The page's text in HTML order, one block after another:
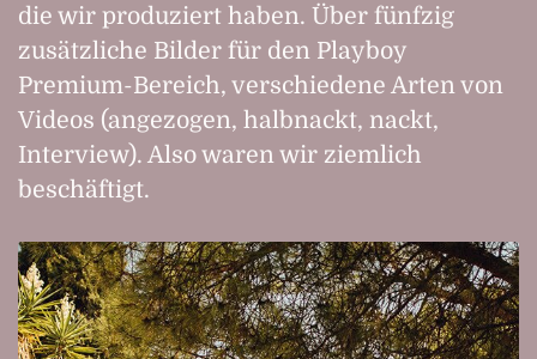
die wir produziert haben. Über fünfzig
zusätzliche Bilder für den Playboy
Premium-Bereich, verschiedene Arten von
Videos (angezogen, halbnackt, nackt,
Interview). Also waren wir ziemlich
beschäftigt.